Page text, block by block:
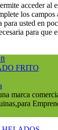
acceder al
los
para usted en
para que
marca